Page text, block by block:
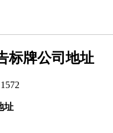
标牌公司地址
址